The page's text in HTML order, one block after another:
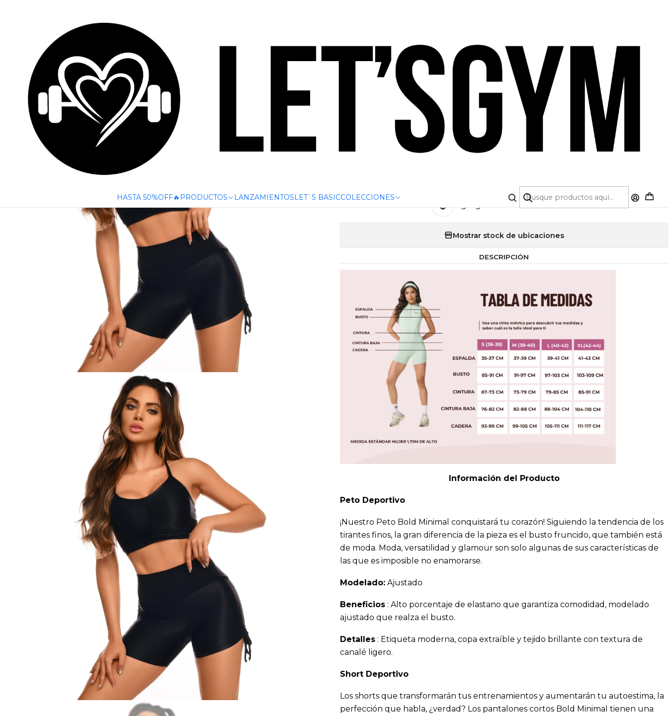
HASTA 50%OFF🔥 PRODUCTOS LANZAMIENTOSLET`S BASICCOLECCIONES
|
CONJUNTO DEPORTIVO BOLD
MINIMAL (Cod.1858A+1859A)
1 reseña
COLOR
Agregar a la lista de favoritos
Mostrar stock de ubicaciones
DESCRIPCIÓN
Información del Producto
Peto Deportivo
¡Nuestro Peto Bold Minimal conquistará tu corazón! Siguiendo la tendencia de los
tirantes finos, la gran diferencia de la pieza es el busto fruncido, que también está
de moda. Moda, versatilidad y glamour son solo algunas de sus características de
las que es imposible no enamorarse.
Modelado: Ajustado
Beneficios : Alto porcentaje de elastano que garantiza comodidad, modelado
ajustado que realza el busto.
Detalles : Etiqueta moderna, copa extraíble y tejido brillante con textura de
canalé ligero.
Short Deportivo
Los shorts que transformarán tus entrenamientos y aumentarán tu autoestima, la
perfección que habla, ¿verdad? Los pantalones cortos Bold Minimal tienen una